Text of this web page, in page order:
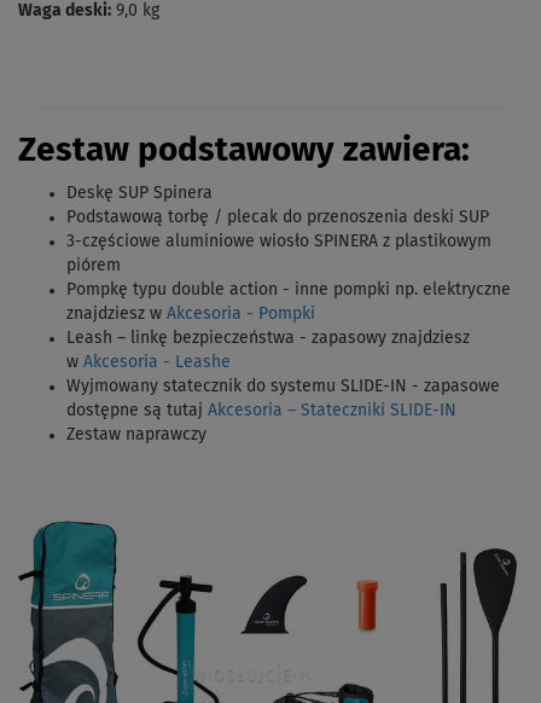
Waga deski: 9,0 kg
Zestaw podstawowy zawiera:
Deskę SUP Spinera
Podstawową torbę / plecak do przenoszenia deski SUP
3-częściowe aluminiowe wiosło SPINERA z plastikowym
piórem
Pompkę typu double action - inne pompki np. elektryczne
znajdziesz w Akcesoria - Pompki
Leash – linkę bezpieczeństwa - zapasowy znajdziesz
w Akcesoria - Leashe
Wyjmowany statecznik do systemu SLIDE-IN - zapasowe
dostępne są tutaj Akcesoria – Stateczniki SLIDE-IN
Zestaw naprawczy